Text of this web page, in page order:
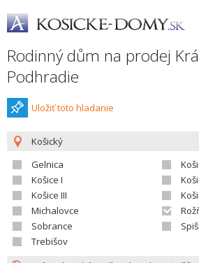
Rodinný dům na prodej
Podhradie
Uložiť toto hladanie
Košický
Gelnica
Košice I
Košice III
Michalovce
Sobrance
Trebišov